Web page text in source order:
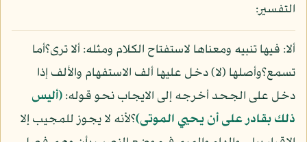
التفسير:
ألا: فيها تنبيه ومعناها لاستفتاح الكلام ومثله: ألا ترى؟أما
تسمع؟وأصلها (لا) دخل عليها ألف الاستفهام والألف إذا
دخل على الجحد أخرجه إلى الايجاب نحو قوله:(أليس
ذلك بقادر على أن يحيي الموتى)؟لأنه لا يجوز للمجيب إلا